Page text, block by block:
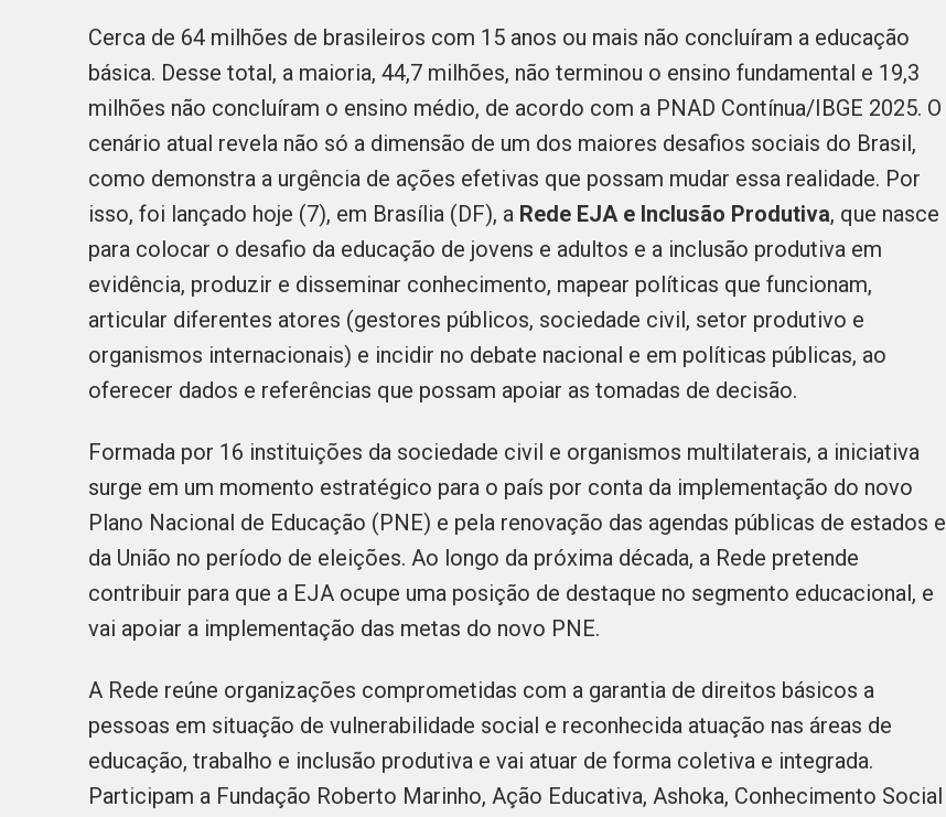
Cerca de 64 milhões de brasileiros com 15 anos ou mais não concluíram a educação
básica. Desse total, a maioria, 44,7 milhões, não terminou o ensino fundamental e 19,3
milhões não concluíram o ensino médio, de acordo com a PNAD Contínua/IBGE 2025. O
cenário atual revela não só a dimensão de um dos maiores desafios sociais do Brasil,
como demonstra a urgência de ações efetivas que possam mudar essa realidade. Por
isso, foi lançado hoje (7), em Brasília (DF), a Rede EJA e Inclusão Produtiva, que nasce
para colocar o desafio da educação de jovens e adultos e a inclusão produtiva em
evidência, produzir e disseminar conhecimento, mapear políticas que funcionam,
articular diferentes atores (gestores públicos, sociedade civil, setor produtivo e
organismos internacionais) e incidir no debate nacional e em políticas públicas, ao
oferecer dados e referências que possam apoiar as tomadas de decisão.
Formada por 16 instituições da sociedade civil e organismos multilaterais, a iniciativa
surge em um momento estratégico para o país por conta da implementação do novo
Plano Nacional de Educação (PNE) e pela renovação das agendas públicas de estados e
da União no período de eleições. Ao longo da próxima década, a Rede pretende
contribuir para que a EJA ocupe uma posição de destaque no segmento educacional, e
vai apoiar a implementação das metas do novo PNE.
A Rede reúne organizações comprometidas com a garantia de direitos básicos a
pessoas em situação de vulnerabilidade social e reconhecida atuação nas áreas de
educação, trabalho e inclusão produtiva e vai atuar de forma coletiva e integrada.
Participam a Fundação Roberto Marinho, Ação Educativa, Ashoka, Conhecimento Social